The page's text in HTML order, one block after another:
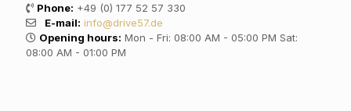
Phone: +49 (0) 177 52 57 330
E-mail: info@drive57.de
Opening hours: Mon - Fri: 08:00 AM - 05:00 PM Sat:
08:00 AM - 01:00 PM